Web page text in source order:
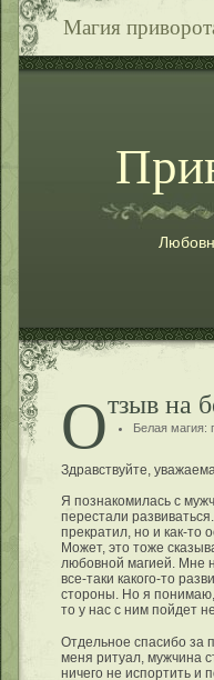
Магия
Отзыв на
Белая магия:
Здравствуйте,
Я познакомилась с
перестали
прекратил, но и как-то
Может, это тоже
любовной магией. Мне
все-таки какого-то
стороны. Но я
то у нас с ним пойдет
Отдельное спасибо за
меня ритуал, мужчина
ничего не испортить и